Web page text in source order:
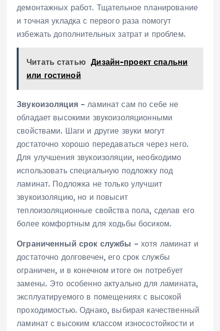
демонтажных работ. Тщательное планирование
и точная укладка с первого раза помогут
избежать дополнительных затрат и проблем.
Читать статью Дизайн-проект спальни
или гостиной
Звукоизоляция– ламинат сам по себе не
обладает высокими звукоизоляционными
свойствами. Шаги и другие звуки могут
достаточно хорошо передаваться через него.
Для улучшения звукоизоляции, необходимо
использовать специальную подложку под
ламинат. Подложка не только улучшит
звукоизоляцию, но и повысит
теплоизоляционные свойства пола, сделав его
более комфортным для ходьбы босиком.
Ограниченный срок службы – хотя ламинат и
достаточно долговечен, его срок службы
ограничен, и в конечном итоге он потребует
замены. Это особенно актуально для ламината,
эксплуатируемого в помещениях с высокой
проходимостью. Однако, выбирая качественный
ламинат с высоким классом износостойкости и